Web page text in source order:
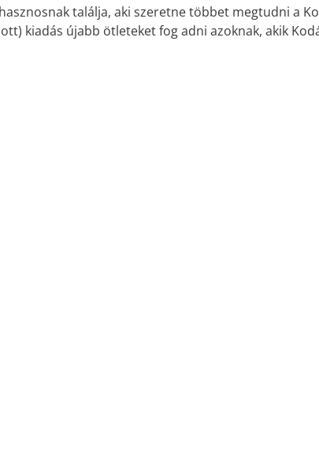
találja, aki szeretne többet megtudni a
kiadás újabb ötleteket fog adni azoknak, akik